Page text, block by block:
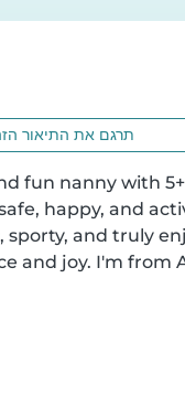
תרגם את התיאור
fun nanny with
happy, and
sporty, and truly
and joy. I'm from